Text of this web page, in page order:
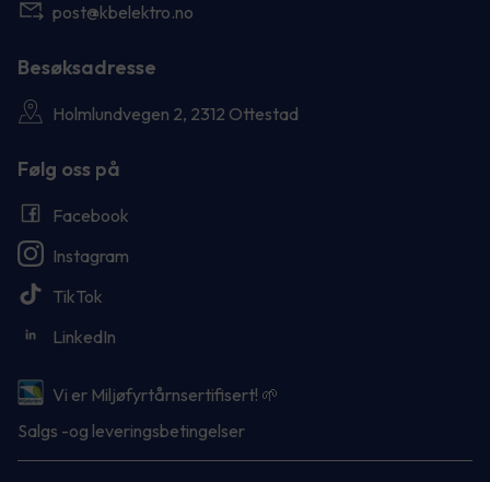
post@kbelektro.no
Besøksadresse
Holmlundvegen 2, 2312 Ottestad
Følg oss på
Facebook
Instagram
TikTok
LinkedIn
Vi er Miljøfyrtårnsertifisert! 🌱
Salgs -og leveringsbetingelser